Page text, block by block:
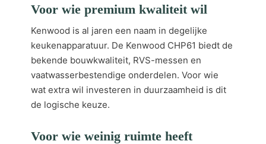
Voor wie premium kwaliteit wil
Kenwood is al jaren een naam in degelijke
keukenapparatuur. De Kenwood CHP61 biedt de
bekende bouwkwaliteit, RVS-messen en
vaatwasserbestendige onderdelen. Voor wie
wat extra wil investeren in duurzaamheid is dit
de logische keuze.
Voor wie weinig ruimte heeft